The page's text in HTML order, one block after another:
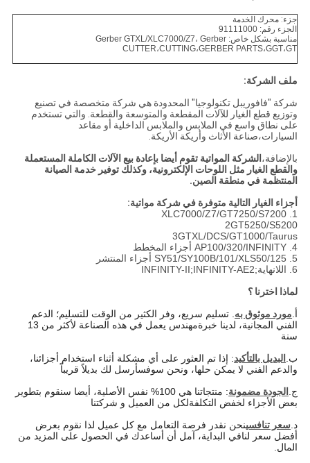
جزء: محرك الخدمة
الجزء رقم: 91111000
مناسبة بشكل خاص : Gerber GTXL/XLC7000/Z7، Gerber
CUTTER،CUTTING،GERBER PARTS،GGT،GT
ملف الشركة:
شركة "فافوريبل تكنولوجيا" المحدودة هي شركة متخصصة في تصنيع
وتوزيع قطع الغيار للآلات المقطعة والمتوسعة والقطعة. والتي تستخدم
على نطاق واسع في الملابس والملابس الداخلية أو مقاعد
السيارات،صناعة الأثاث وأريكة الأريكة.
بالإضافة، الشركة المواتية تقوم أيضا بإعادة بيع الآلات الكاملة المستعملة
والقطع الغيار مثل اللوحات الإلكترونية، وكذلك توفير خدمة الصيانة
المنتظمة في منطقة الصين.
أجزاء الغيار التالية متوفرة في شركة مواتية:
1. XLC7000/Z7/GT7250/S7200
2GT5250/S5200
3GTXL/DCS/GT1000/Taurus
4. AP100/320/INFINITY أجزاء المخطط
5. SY51/SY100B/101/XLS50/125 أجزاء المنتشر
6. اللانهاية
;
INFINITY-II;INFINITY-AE2
لماذا اخترنا ؟
أ.مورد موثوق به. تسليم سريع، وفر الكثير من الوقت للتسليم؛ الدعم
الفني المجانية، لدينا خبرة
مهندس يعمل في هذه الصناعة لأكثر من 13
سنة
ب. البديل بالتأكيد: إذا تم العثور على أي مشكلة أثناء استخدام أجزائنا،
والدعم الفني لا يمكن حلها، ونحن سوفسأرسل لك بديلاً قريباً
ج. الجودة مضمونة
: منتجاتنا هي 100% نفس الأصلية، أيضا سنقوم بتطوير
بعض الأجزاء لخفض التكلفةلكل من العميل و شركتنا
د.سعر تنافسينحن نقدر فرصة التعامل مع كل عميل لذا نقوم بعرض
أفضل سعر لنافي البداية، آمل أن أساعدك في الحصول على المزيد من
المال.